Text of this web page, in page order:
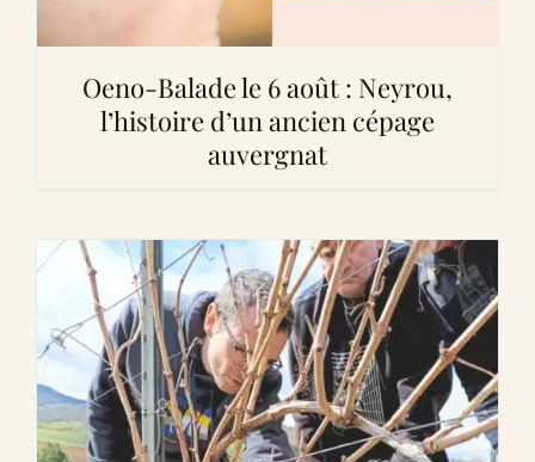
Oeno-Balade le 6 août : Neyrou,
l’histoire d’un ancien cépage
auvergnat